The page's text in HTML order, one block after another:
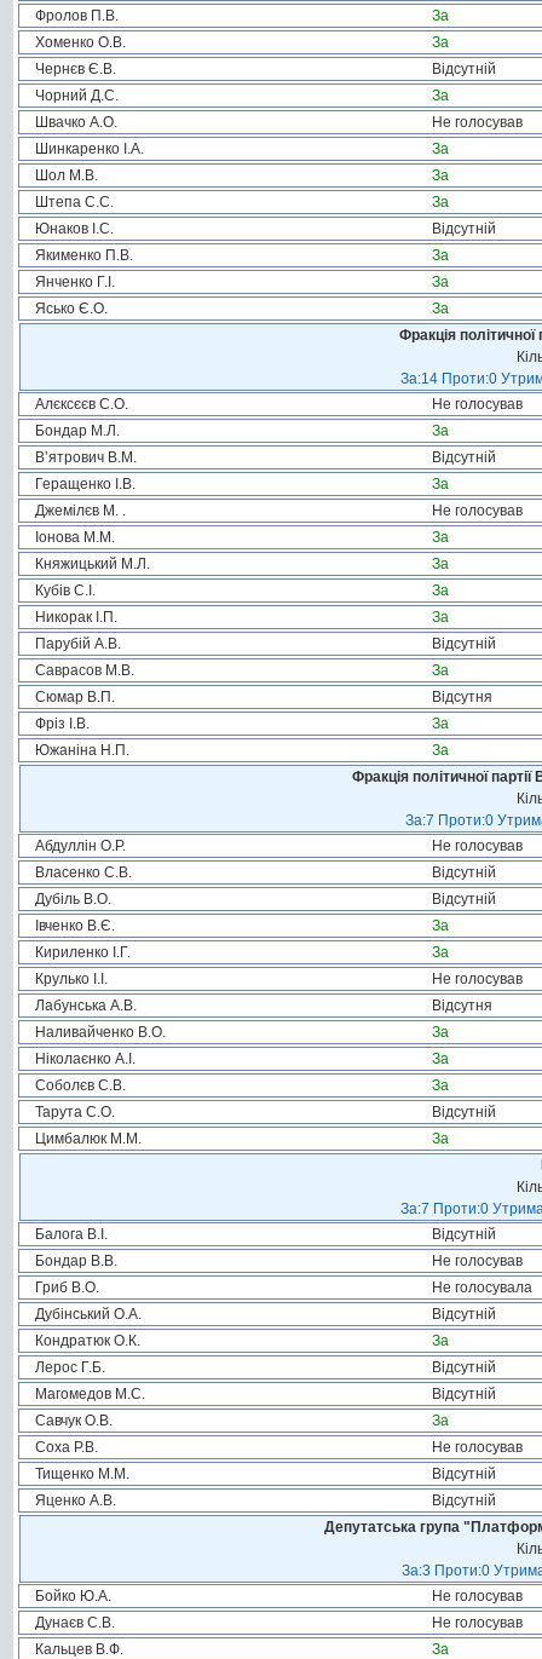
Фролов П.В.
За
Хоменко О.В.
За
Чернєв Є.В.
Відсутній
Чорний Д.С.
За
Швачко А.О.
Не голосував
Шинкаренко І.А.
За
Шол М.В.
За
Штепа С.С.
За
Юнаков І.С.
Відсутній
Якименко П.В.
За
Янченко Г.І.
За
Ясько Є.О.
За
Фракція
За:14 Проти:0
Алєксєєв С.О.
Не голосував
Бондар М.Л.
За
В’ятрович В.М.
Відсутній
Геращенко І.В.
За
Джемілєв М. .
Не голосував
Іонова М.М.
За
Княжицький М.Л.
За
Кубів С.І.
За
Никорак І.П.
За
Парубій А.В.
Відсутній
Саврасов М.В.
За
Сюмар В.П.
Відсутня
Фріз І.В.
За
Южаніна Н.П.
За
Фракція політичної
За:7 Проти:0
Абдуллін О.Р.
Не голосував
Власенко С.В.
Відсутній
Дубіль В.О.
Відсутній
Івченко В.Є.
За
Кириленко І.Г.
За
Крулько І.І.
Не голосував
Лабунська А.В.
Відсутня
Наливайченко В.О.
За
Ніколаєнко А.І.
За
Соболєв С.В.
За
Тарута С.О.
Відсутній
Цимбалюк М.М.
За
За:7 Проти:0
Балога В.І.
Відсутній
Бондар В.В.
Не голосував
Гриб В.О.
Не голосувала
Дубінський О.А.
Відсутній
Кондратюк О.К.
За
Лерос Г.Б.
Відсутній
Магомедов М.С.
Відсутній
Савчук О.В.
За
Соха Р.В.
Не голосував
Тищенко М.М.
Відсутній
Яценко А.В.
Відсутній
Депутатська група
За:3 Проти:0
Бойко Ю.А.
Не голосував
Дунаєв С.В.
Не голосував
Кальцев В.Ф.
За